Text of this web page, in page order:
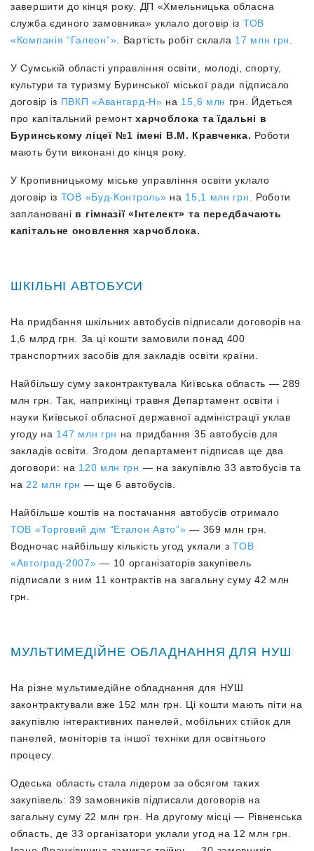
завершити до кінця року.
ДП «Хмельницька обласна
служба єдиного замовника» уклало договір із ТОВ
«Компанія “Галеон”» . Вартість робіт склала 17 млн грн
У Сумській області управління освіти, молоді, спорту,
культури та туризму Буринської міської ради підписало
договір із ПВКП «Авангард-Н» на 15,6 млн грн. Йдеться
про капітальний ремонтхарчоблока та їдальні в
Буринському ліцеї №1 імені В.М. Кравченка. Роботи
мають бути виконані до кінця року.
У Кропивницькому міське управління освіти уклало
договір із ТОВ «Буд-Контроль» на 15,1 млн грн.
Роботи
заплановані в гімназії «Інтелект» та передбачають
капітальне оновлення харчоблока.
ШКІЛЬНІ АВТОБУСИ
На придбання шкільних автобусів підписали договорів на
1,6 млрд грн. За ці кошти замовили понад 400
транспортних засобів для закладів освіти країни.
Найбільшу суму законтрактувала Київська область — 289
млн грн. Так, наприкінці травня Департамент освіти і
науки Київської обласної державної адміністрації уклав
угоду на 147 млн грн на придбання 35 автобусів для
закладів освіти. Згодом департамент підписав ще два
договори: на 120 млн грн — на закупівлю 33 автобусів та
на 22 млн грн — ще 6 автобусів.
Найбільше коштів на постачання автобусів отримало
ТОВ «Торговий дім “Еталон Авто”» — 369 млн грн.
Водночас найбільшу кількість угод уклали зТОВ
«Автоград-2007» — 10 організаторів закупівель
підписали з ним 11 контрактів на загальну суму 42 млн
грн.
МУЛЬТИМЕДІЙНЕ ОБЛАДНАННЯ ДЛЯ НУШ
На різне мультимедійне обладнання для НУШ
законтрактували вже 152 млн грн. Ці кошти мають піти на
закупівлю інтерактивних панелей, мобільних стійок для
панелей, моніторів та іншої техніки для освітнього
процесу.
Одеська область стала лідером за обсягом таких
закупівель: 39 замовників підписали договорів на
загальну суму 22 млн грн. На другому місці — Рівненська
область, де 33 організатори уклали угод на 12 млн грн.